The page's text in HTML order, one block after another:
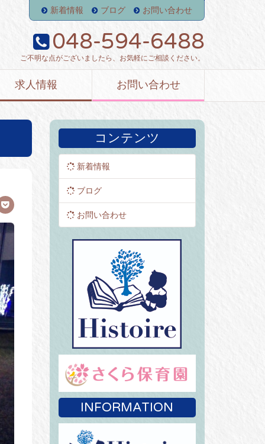
新着情報 ブログ お問い合わせ
048-594-6488
ご不明な点がございましたら、お気軽にご相談ください。
求人情報 お問い合わせ
コンテンツ
新着情報
ブログ
お問い合わせ
INFORMATION